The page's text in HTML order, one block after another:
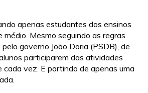
apenas estudantes dos ensinos
médio. Mesmo seguindo as regras
governo João Doria (PSDB), de
participarem das atividades
cada vez. E partindo de apenas uma